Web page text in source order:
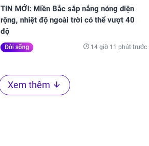
TIN MỚI: Miền Bắc sắp nắng nóng diện
rộng, nhiệt độ ngoài trời có thể vượt 40
độ
Đời sống 14 giờ 11 phút trước
Xem thêm